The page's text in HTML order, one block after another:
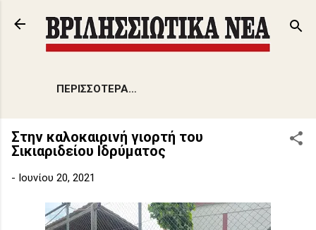
Μετάβαση στο κύριο περιεχόμενο
ΠΕΡΙΣΣΌΤΕΡΑ…
Στην καλοκαιρινή γιορτή του
Σικιαριδείου Ιδρύματος
- Ιουνίου 20, 2021